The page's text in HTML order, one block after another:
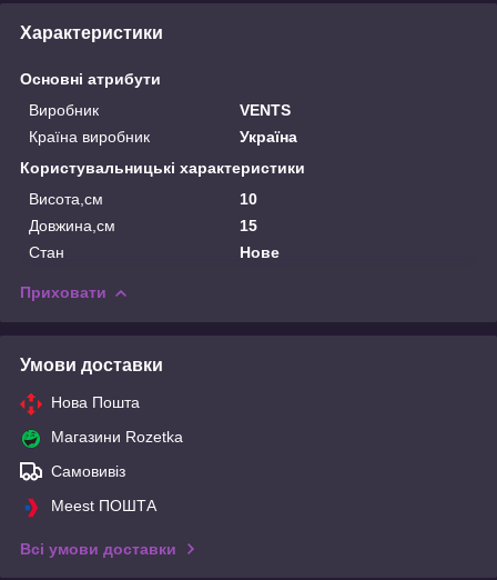
Характеристики
Основні атрибути
Виробник
VENTS
Країна виробник
Україна
Користувальницькі характеристики
Висота,см
10
Довжина,см
15
Стан
Нове
Приховати
Умови доставки
Нова Пошта
Магазини Rozetka
Самовивіз
Meest ПОШТА
Всі умови доставки